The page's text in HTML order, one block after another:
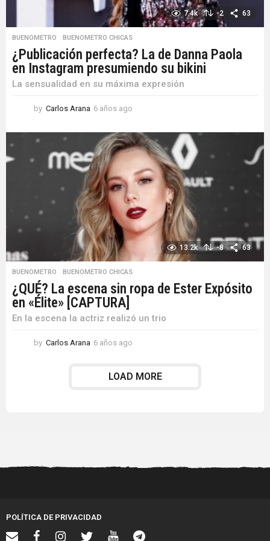
7.4k -2 63
BUENOMETRO ,BUENOMETRO CHICAS
¿Publicación perfecta? La de Danna Paola
en Instagram presumiendo su bikini
La sensualidad en su máxima expresión
by Carlos Arana 6 años ago
ñ
o
s
g
13.2k -8 63
BUENOMETRO ,BUENOMETRO CHICAS
¿QUÉ? La escena sin ropa de Ester Expósito
en «Élite» [CAPTURA]
En la escena la actriz realizó un trio
by Carlos Arana 6 años ago
LOAD MORE
POLÍTICA DE PRIVACIDAD